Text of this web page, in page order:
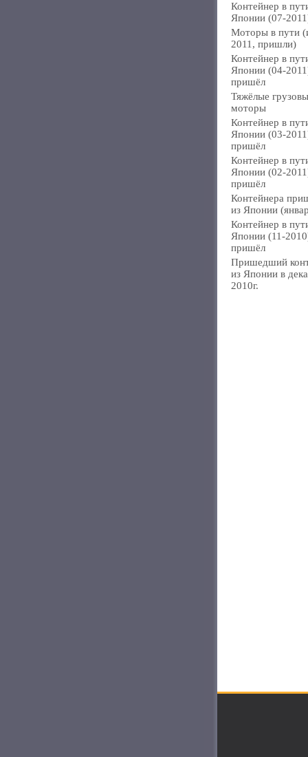
Контейнер в
Японии (07-
Моторы в пути
2011, пришли)
Контейнер в
Японии (04-
пришёл
Тяжёлые
моторы
Контейнер в
Японии (03-
пришёл
Контейнер в
Японии (02-
пришёл
Контейнера
из Японии
Контейнер в
Японии (11-
пришёл
Пришедший
из Японии в
2010г.